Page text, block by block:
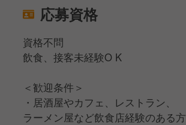
応募資格
資格不問
飲食、接客未経験O K
＜歓迎条件＞
・居酒屋やカフェ、レストラン、
ラーメン屋など飲食店経験のある方